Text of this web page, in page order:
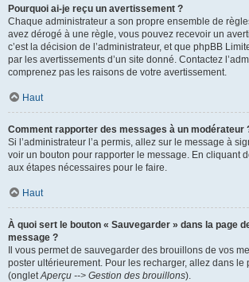
Pourquoi ai-je reçu un avertissement ?
Chaque administrateur a son propre ensemble de
avez dérogé à une règle, vous pouvez recevoir un
c’est la décision de l’administrateur, et que phpBB
par les avertissements d’un site donné. Contactez
comprenez pas les raisons de votre avertissement.
Haut
Comment rapporter des messages à un modérateur
Si l’administrateur l’a permis, allez sur le message à
voir un bouton pour rapporter le message. En cliquant
aux étapes nécessaires pour le faire.
Haut
À quoi sert le bouton « Sauvegarder » dans la page
message ?
Il vous permet de sauvegarder des brouillons de vos
poster ultérieurement. Pour les recharger, allez dans le
(ongletAperçu --> Gestion des brouillons).